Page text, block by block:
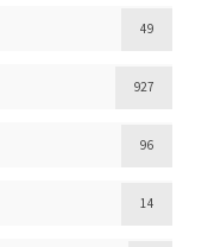
49
927
96
14